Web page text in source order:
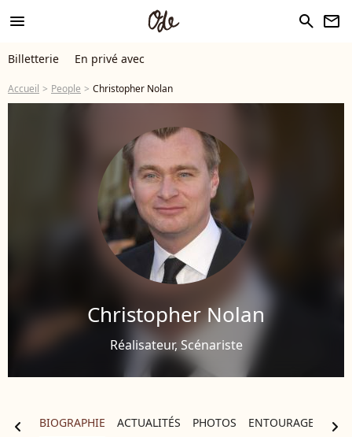
menu search newsletter
Billetterie En privé avec
Accueil People Christopher Nolan
Christopher Nolan
Réalisateur, Scénariste
BIOGRAPHIE ACTUALITÉS PHOTOS ENTOURAGE
chevron_left chevron_right